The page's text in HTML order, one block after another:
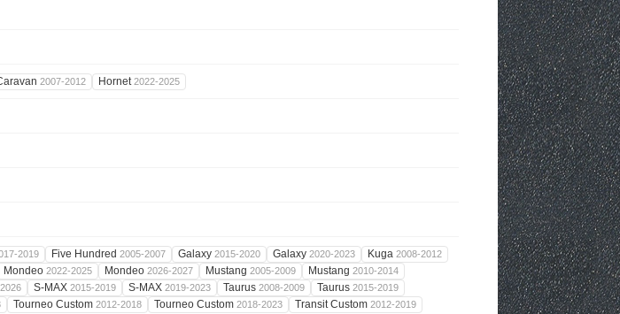
2007-2012 Hornet2022-2025
2019 Five Hundred 2005-2007 Galaxy 2015-2020 Galaxy 2020-2023 Kuga 2008-2012
Mondeo 2022-2025 Mondeo 2026-2027 Mustang 2005-2009 Mustang 2010-2014
S-MAX 2015-2019 S-MAX 2019-2023 Taurus 2008-2009 Taurus 2015-2019
Tourneo Custom 2012-2018 Tourneo Custom 2018-2023 Transit Custom 2012-2019